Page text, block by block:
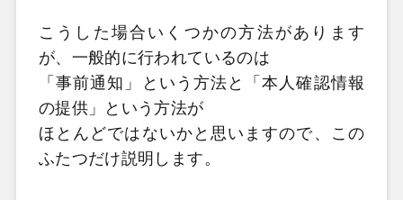
こうした場合いくつかの方法があります
が、一般的に行われているのは
「事前通知」という方法と「本人確認情報
の提供」という方法が
ほとんどではないかと思いますので、この
ふたつだけ説明します。